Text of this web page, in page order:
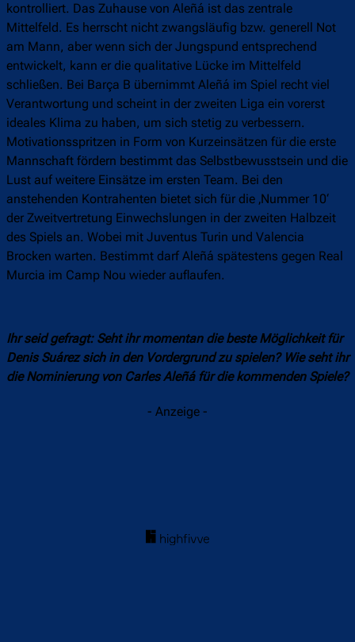
kontrolliert. Das Zuhause von Aleñá ist das zentrale
Mittelfeld. Es herrscht nicht zwangsläufig bzw. generell Not
am Mann, aber wenn sich der Jungspund entsprechend
entwickelt, kann er die qualitative Lücke im Mittelfeld
schließen. Bei Barça B übernimmt Aleñá im Spiel recht viel
Verantwortung und scheint in der zweiten Liga ein vorerst
ideales Klima zu haben, um sich stetig zu verbessern.
Motivationsspritzen in Form von Kurzeinsätzen für die erste
Mannschaft fördern bestimmt das Selbstbewusstsein und die
Lust auf weitere Einsätze im ersten Team. Bei den
anstehenden Kontrahenten bietet sich für die ‚Nummer 10‘
der Zweitvertretung Einwechslungen in der zweiten Halbzeit
des Spiels an. Wobei mit Juventus Turin und Valencia
Brocken warten. Bestimmt darf Aleñá spätestens gegen Real
Murcia im Camp Nou wieder auflaufen.
Ihr seid gefragt: Seht ihr momentan die beste Möglichkeit für
Denis Suárez sich in den Vordergrund zu spielen? Wie seht ihr
die Nominierung von CarlesAleñáfür die kommenden Spiele?
- Anzeige -